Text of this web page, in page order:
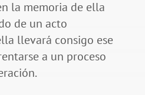
la memoria de ella
de un acto
llevará consigo ese
a un proceso